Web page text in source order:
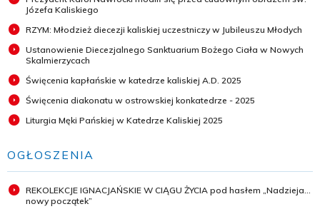
Józefa Kaliskiego
RZYM: Młodzież diecezji kaliskiej uczestniczy w Jubileuszu Młodych
Ustanowienie Diecezjalnego Sanktuarium Bożego Ciała w Nowych
Skalmierzycach
Święcenia kapłańskie w katedrze kaliskiej A.D. 2025
Święcenia diakonatu w ostrowskiej konkatedrze - 2025
Liturgia Męki Pańskiej w Katedrze Kaliskiej 2025
OGŁOSZENIA
REKOLEKCJE IGNACJAŃSKIE W CIĄGU ŻYCIA pod hasłem „Nadzieja...
nowy początek”